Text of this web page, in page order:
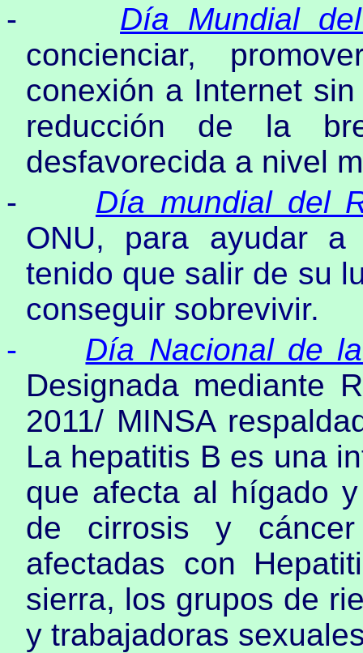
-
Día Mundial
concienciar,
conexión a Internet
reducción de la
desfavorecida a nivel
-
Día mundial del
ONU, para ayudar a
tenido que salir de su
conseguir sobrevivir.
-
Día Nacional de
Designada mediante
2011/ MINSA
La hepatitis B es una
que afecta al hígado
de cirrosis y
afectadas con
sierra, los grupos de
y trabajadoras